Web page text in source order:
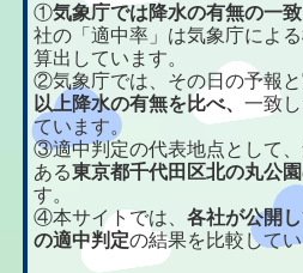
①気象庁では降水の有無の一
社の「適中率」は気象庁によ
算出しています。
②気象庁では、その日の予報
以上降水の有無を比べ、一致
ています。
③適中判定の代表地点として
ある東京都千代田区北の丸公園
す。
④本サイトでは、各社が公開
の適中判定の結果を比較してい